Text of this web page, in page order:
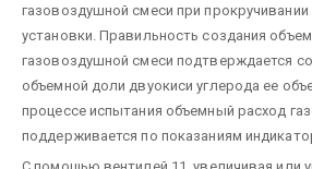
газовоздушной смеси при
установки. Правильность создания
газовоздушной смеси подтверждается
объемной доли двуокиси углерода ее
процессе испытания объемный расход
поддерживается по показаниям
С помощью вентилей 11, увеличивая или